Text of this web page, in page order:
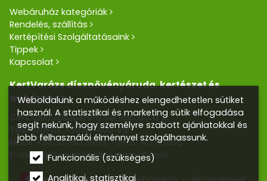
Webáruház kategóriák
Rendelés, szállítás
Kertépítési Szolgáltatásaink
Tippek
Kapcsolat
KertVarázs dísznövényáruda, kertészet és
webáruház
Cím: 5100 Jászberény Kertész utca 5.
Telefon/Fax: +36 57 400 455
Mobil:+36 30 390 2856,+36 20 405 0405
E-mail:kertvarazs.online@gmail.com
Weboldalunk a működéshez elengedhetetlen sütiket
használ. A statisztikai és marketing sütik elfogadása
segít nekünk, hogy személyre szabott ajánlatokkal és
jobb felhasználói élménnyel szolgálhassunk.
Funkcionális (szükséges)
Analitikai, statisztikai